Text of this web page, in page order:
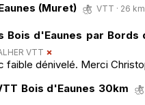
(Muret) VTT · 26
Bois d'Eaunes par Bords
VTT
faible dénivelé. Merci
Bois d'Eaunes 30km